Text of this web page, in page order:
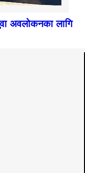
अवलोकनका लागि